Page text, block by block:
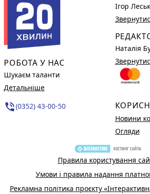
РОБОТА У НАС
Шукаєм таланти
Детальніше
phone_in_talk(0352) 43-00-50
Ігор
Наталія
Новини
Огляди
Правила користування
Умови і правила надання
Рекламна політика проєкту